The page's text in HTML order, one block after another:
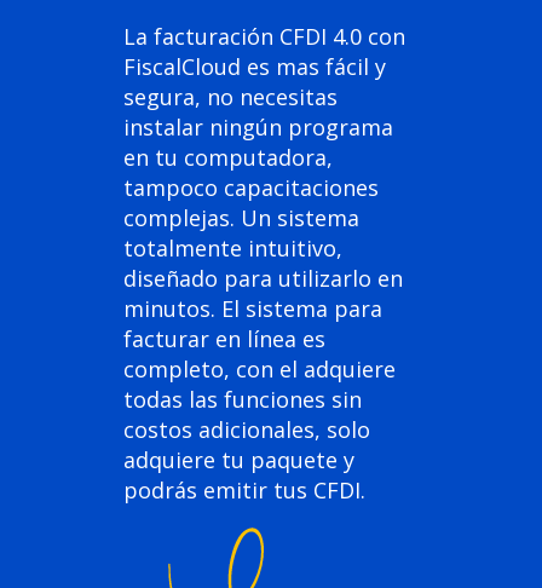
La facturación CFDI 4.0 con
FiscalCloud es mas fácil y
segura, no necesitas
instalar ningún programa
en tu computadora,
tampoco capacitaciones
complejas. Un sistema
totalmente intuitivo,
diseñado para utilizarlo en
minutos. El sistema para
facturar en línea es
completo, con el adquiere
todas las funciones sin
costos adicionales, solo
adquiere tu paquete y
podrás emitir tus CFDI.